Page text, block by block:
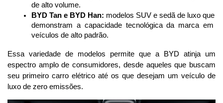
de alto volume.
BYD Tan e BYD Han: modelos SUV e sedã de luxo que
demonstram a capacidade tecnológica da marca em
veículos de alto padrão.
Essa variedade de modelos permite que a BYD atinja um
espectro amplo de consumidores, desde aqueles que buscam
seu primeiro carro elétrico até os que desejam um veículo de
luxo de zero emissões.